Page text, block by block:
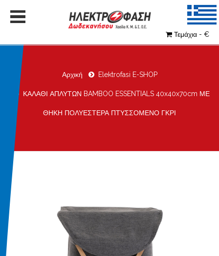
Τεμάχια - €
Αρχική Elektrofasi E-SHOP
ΚΑΛΑΘΙ ΑΠΛΥΤΩΝ BAMBOO ESSENTIALS 40x40x70cm ΜΕ
ΘΗΚΗ ΠΟΛΥΕΣΤΕΡΑ ΠΤΥΣΣΟΜΕΝΟ ΓΚΡΙ